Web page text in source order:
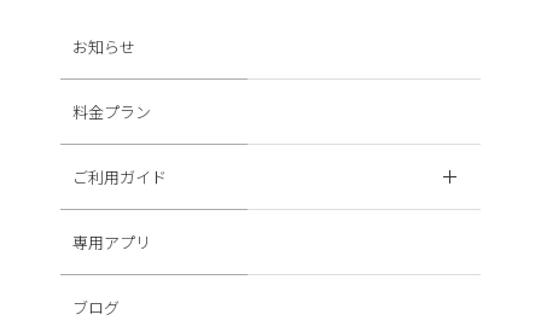
お知らせ
料金プラン
ご利用ガイド
専用アプリ
ブログ